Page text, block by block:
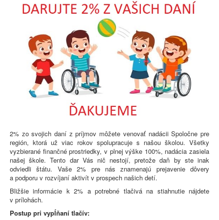
2% zo svojich daní z príjmov môžete venovať nadácii Spoločne pre
región, ktorá už viac rokov spolupracuje s našou školou. Všetky
vyzbierané finančné prostriedky, v plnej výške 100%, nadácia zasiela
našej škole. Tento dar Vás nič nestojí, pretože daň by ste inak
odviedli štátu. Vaše 2% pre nás znamenajú prejavenie dôvery
a podporu v rozvíjaní aktivít v prospech našich detí.
Bližšie informácie k 2% a potrebné tlačivá na stiahnutie nájdete
v prílohách.
Postup pri vypĺňaní tlačív: